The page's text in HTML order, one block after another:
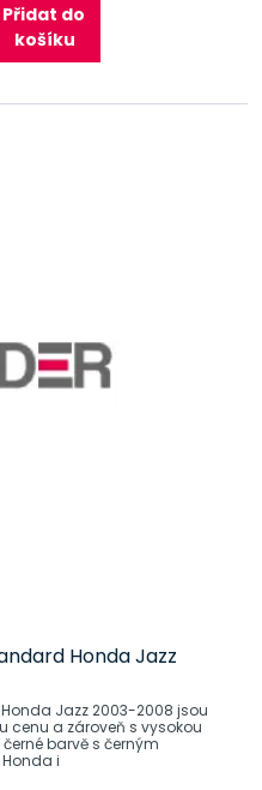
Přidat do
košíku
Honda Jazz
Jazz 2003-2008 jsou
cenu a zároveň s vysokou
barvě s černým
i